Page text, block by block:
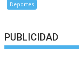
Deportes
PUBLICIDAD